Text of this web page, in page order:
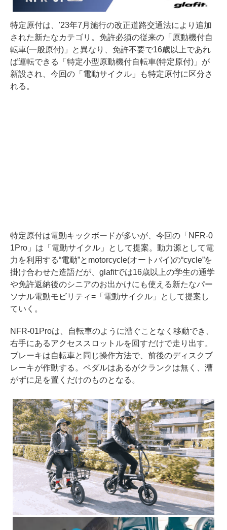
特定原付は、'23年7月施行の改正道路交通法により追加
された新たなカテゴリ。免許必須の従来の「原動機付自
転車(一般原付)」と異なり、免許不要で16歳以上であれ
ば運転できる「特定小型原動機付自転車(特定原付)」が
新設され、今回の「電動サイクル」も特定原付に区分さ
れる。
特定原付は電動キックボードが多いが、今回の「NFR-0
1Pro」は「電動サイクル」として提案。動力源として電
力を利用する“電動”とmotorcycle(オートバイ)の“cycle”を
掛け合わせた造語だが、glafitでは16歳以上の学生の通学
や免許返納後のシニアのお出かけにも使える新たなパー
ソナル電動モビリティ=「電動サイクル」として提案し
ていく。
NFR-01Proは、自転車のように漕ぐことなく移動でき、
右手にあるアクセススロットルを回すだけで走り出す。
ブレーキは自転車と同じ操作方法で、前後のディスクブ
レーキが作動する。ペダルはあるがクランクは無く、漕
がずに足を置くだけのものとなる。